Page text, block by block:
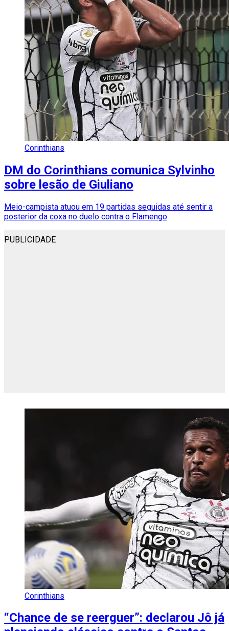
Corinthians
DM do Corinthians comunica Sylvinho
sobre lesão de Giuliano
Meio-campista atuou em 19 partidas seguidas até sentir a
posterior da coxa no duelo contra o Flamengo
PUBLICIDADE
Corinthians
“Chance de se reerguer”: declarou Jô já